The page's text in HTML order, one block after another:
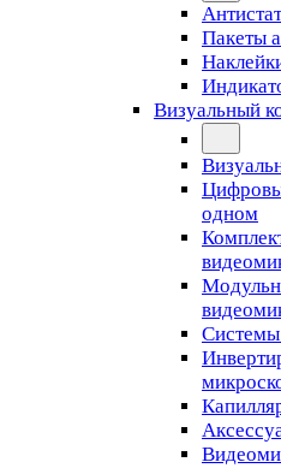
Пакеты
Визуальный
одном